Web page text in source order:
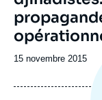
Date
publication
15 novembre 2015